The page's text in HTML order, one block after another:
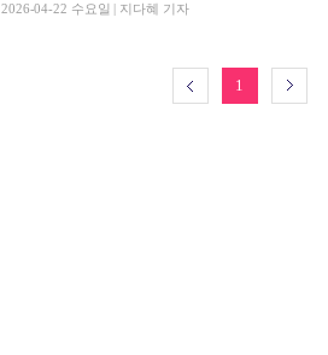
2026-04-22 수요일 | 지다혜 기자
1